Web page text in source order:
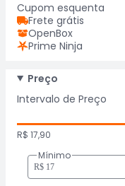
Cupom esquenta
Frete grátis
OpenBox
Prime Ninja
Preço
Intervalo de Preço
R$ 17,90
Mínimo